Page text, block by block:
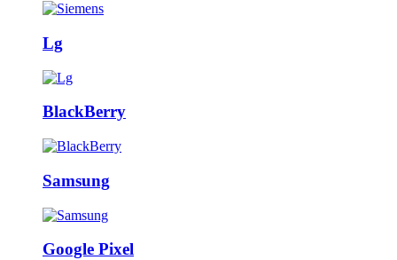
Lg
BlackBerry
Samsung
Google Pixel